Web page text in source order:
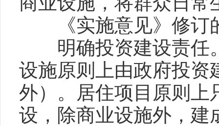
《实施意见》修订
明确投资建设责任。
设施原则上由政府投资
外）。居住项目原则上
设，除商业设施外，建